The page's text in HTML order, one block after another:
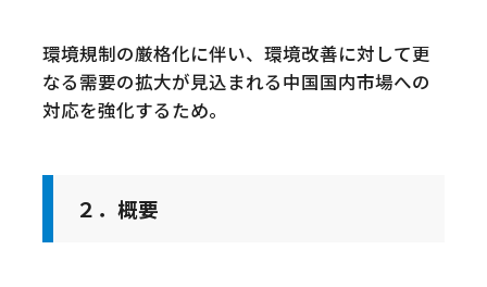
環境規制の厳格化に伴い、環境改善に対して更
なる需要の拡大が見込まれる中国国内市場への
対応を強化するため。
２．概要